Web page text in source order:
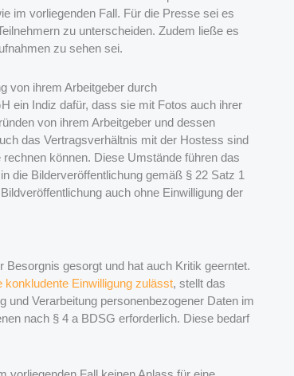
im vorliegenden Fall. Für die Presse sei es
zu unterscheiden. Zudem ließe es
zu sehen sei.
von ihrem Arbeitgeber durch
ein Indiz dafür, dass sie mit Fotos auch ihrer
von ihrem Arbeitgeber und dessen
das Vertragsverhältnis mit der Hostess sind
können. Diese Umstände führen das
die Bilderveröffentlichung gemäß § 22 Satz 1
auch ohne Einwilligung der
gesorgt und hat auch Kritik geerntet.
konkludente Einwilligung zulässt, stellt das
und Verarbeitung personenbezogener Daten im
nach § 4 a BDSG erforderlich. Diese bedarf